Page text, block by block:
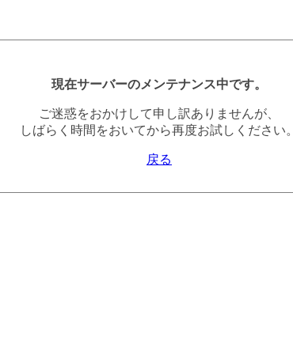
現在サーバーのメンテナンス中です。
ご迷惑をおかけして申し訳ありませんが、
しばらく時間をおいてから再度お試しください。
戻る